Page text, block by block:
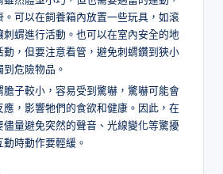
。可以在飼養箱內放置一些玩具，如滾
刺蝟進行活動。也可以在室內安全的地
動，但要注意看管，避免刺蝟鑽到狹小
危險物品。
膽子較小，容易受到驚嚇，驚嚇可能會
應，影響牠們的食欲和健康。因此，在
儘量避免突然的聲音、光線變化等驚擾
時動作要輕緩。